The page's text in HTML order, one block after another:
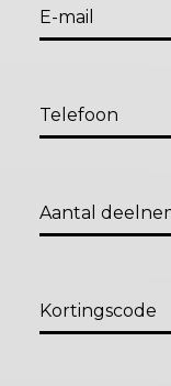
E-mail
Telefoon
Aantal
Kortingscode